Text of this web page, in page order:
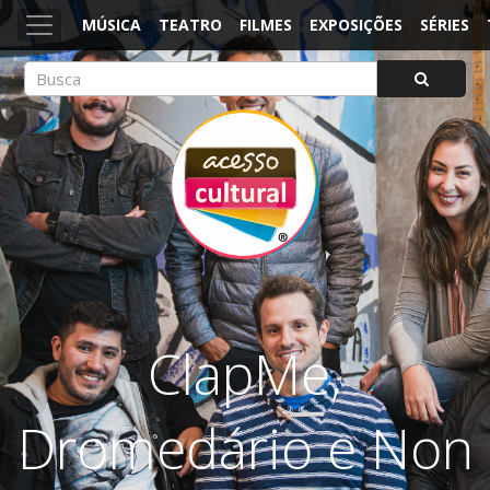
MÚSICA TEATRO FILMES EXPOSIÇÕES SÉRIES
ACESSO CULTURAL
Arte, Cultura Pop e Entretenimento
ClapMe,
Dromedário e Non